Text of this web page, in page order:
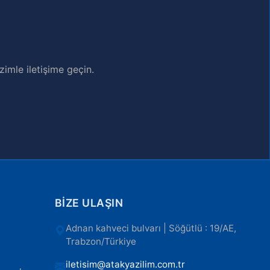
iletişime geçin.
BIZE ULAŞIN
Adnan kahveci bulvarı | Söğütlü : 19/AE,
Trabzon/Türkiye
iletisim@atakyazilim.com.tr